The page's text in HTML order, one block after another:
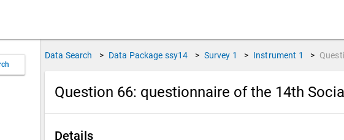
Data Search > Data Package ssy14 > Survey 1 > Instrument 1 >
Question 66: questionnaire of the 14th
Details